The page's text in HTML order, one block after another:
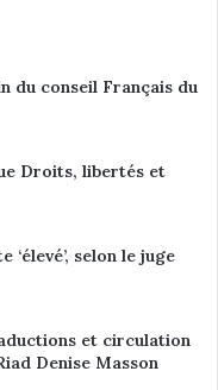
du conseil Français du
Droits, libertés et
selon le juge
et circulation
Denise Masson